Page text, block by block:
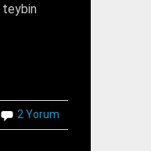
teybin
2 Yorum